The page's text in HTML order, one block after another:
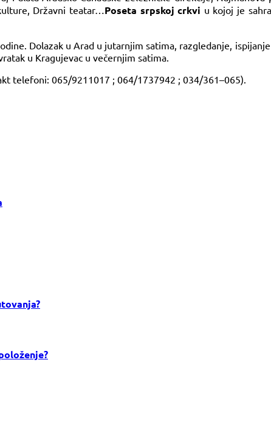
Državni teatar… Poseta srpskoj crkvi u kojoj je
Dolazak u Arad u jutarnjim satima, razgledanje,
u Kragujevac u večernjim satima.
telefoni: 065/9211017 ; 064/1737942 ; 034/361–065).